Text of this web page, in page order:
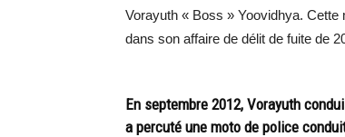
Vorayuth « Boss » Yoovidhya.
dans son affaire de délit de fuite de
En septembre 2012, Vorayuth
a percuté une moto de police